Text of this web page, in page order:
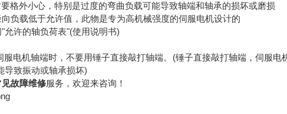
格外小心，特别是过度的弯曲负载可能导致轴端和轴承的损坏或磨损
负载低于允许值，此物是专为高机械强度的伺服电机设计的
允许的轴负荷表"(使用说明书)
电机轴端时，不要用锤子直接敲打轴端。(锤子直接敲打轴端，伺服电
导致振动或轴承损坏)
故障维修服务，欢迎来咨询！